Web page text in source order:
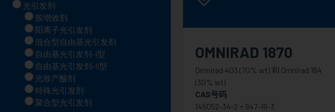
光引发剂
胺增效剂
阳离子光引发剂
混合型自由基光引发剂
自由基光引发剂-I型
自由基光引发剂-II型
光致产酸剂
特殊光引发剂
聚合型光引发剂
OMNIRAD 1870
Omnirad 403 (70% wt) 和 Omnirad 184
(30% wt)
CAS号码
145052-34-2 + 947-19-3